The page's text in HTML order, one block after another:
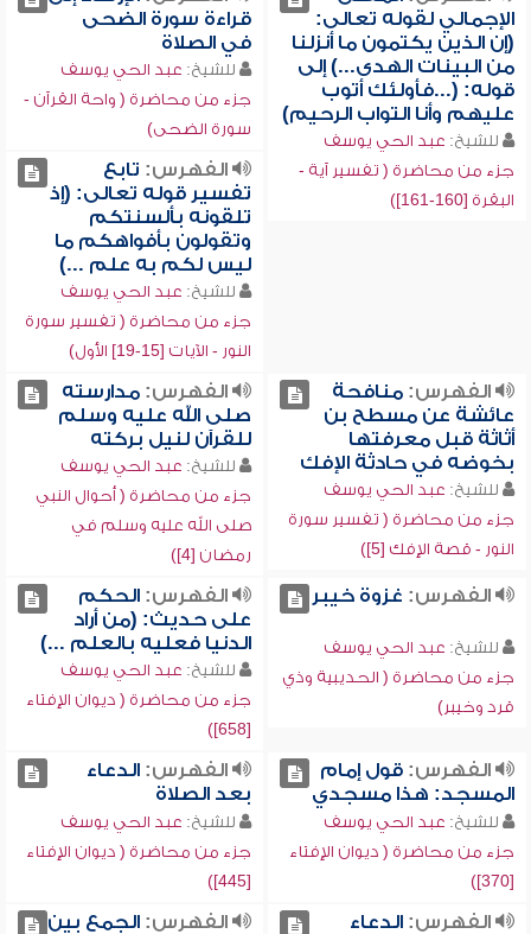
الإجمالي لقوله تعالى:
(إن الذين يكتمون ما أنزلنا
من البينات الهدى...) إلى
قوله: (...فأولئك أتوب
عليهم وأنا التواب الرحيم)
للشيخ: عبد الحي يوسف
جزء من محاضرة ( تفسير آية -
البقرة [160-161])
قراءة سورة الضحى
في الصلاة
للشيخ: عبد الحي يوسف
جزء من محاضرة ( واحة القرآن -
سورة الضحى)
الفهرس: تابع
تفسير قوله تعالى: (إذ
تلقونه بألسنتكم
وتقولون بأفواهكم ما
ليس لكم به علم ...)
للشيخ: عبد الحي يوسف
جزء من محاضرة ( تفسير سورة
النور - الآيات [15-19] الأول)
الفهرس:منافحة
عائشة عن مسطح بن
أثاثة قبل معرفتها
بخوضه في حادثة الإفك
للشيخ: عبد الحي يوسف
جزء من محاضرة ( تفسير سورة
النور - قصة الإفك [5])
الفهرس:مدارسته
صلى الله عليه وسلم
للقرآن لنيل بركته
للشيخ: عبد الحي يوسف
جزء من محاضرة ( أحوال النبي
صلى الله عليه وسلم في
رمضان [4])
الفهرس: غزوة خيبر
للشيخ: عبد الحي يوسف
جزء من محاضرة ( الحديبية وذي
قرد وخيبر)
الفهرس:الحكم
على حديث: (من أراد
الدنيا فعليه بالعلم ...)
للشيخ: عبد الحي يوسف
جزء من محاضرة ( ديوان الإفتاء
[658])
الفهرس:قول إمام
المسجد: هذا مسجدي
للشيخ: عبد الحي يوسف
جزء من محاضرة ( ديوان الإفتاء
[370])
الفهرس:الدعاء
بعد الصلاة
للشيخ: عبد الحي يوسف
جزء من محاضرة ( ديوان الإفتاء
[445])
الفهرس:الدعاء
الفهرس:الجمع بين